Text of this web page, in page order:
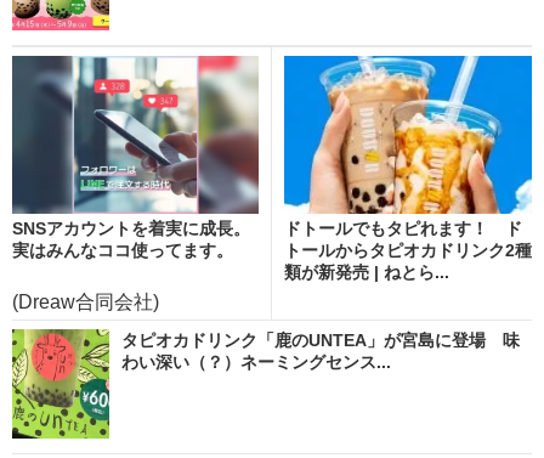
SNSアカウントを着実に成長。
実はみんなココ使ってます。
(Dreaw合同会社)
ドトールでもタピれます！ ド
トールからタピオカドリンク2種
類が新発売 | ねとら...
タピオカドリンク「鹿のUNTEA」が宮島に登場 味
わい深い（？）ネーミングセンス...